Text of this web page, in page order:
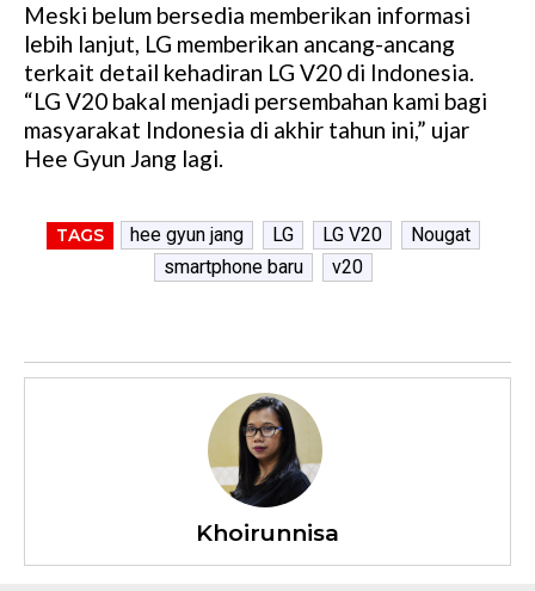
Meski belum bersedia memberikan informasi
lebih lanjut, LG memberikan ancang-ancang
terkait detail kehadiran LG V20 di Indonesia.
“LG V20 bakal menjadi persembahan kami bagi
masyarakat Indonesia di akhir tahun ini,” ujar
Hee Gyun Jang lagi.
TAGS hee gyun jang LG LG V20
Nougat
smartphone baru
v20
Khoirunnisa